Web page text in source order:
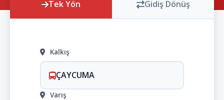
Tek Yön Gidiş Dönüş
Kalkış
ÇAYCUMA
Varış